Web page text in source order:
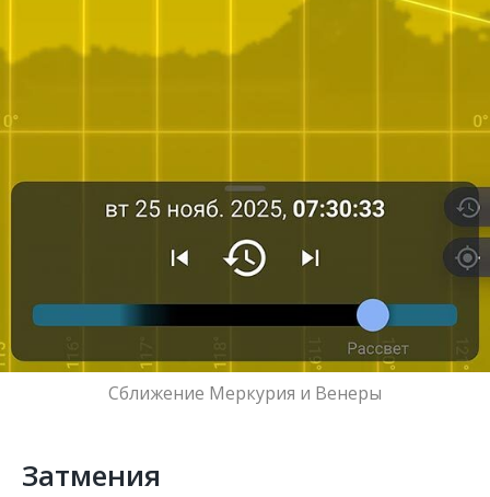
Сближение Меркурия и Венеры
Затмения